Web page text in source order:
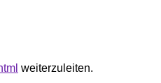
weiterzuleiten.